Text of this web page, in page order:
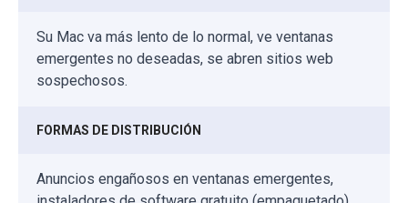
Su Mac va más lento de lo normal, ve ventanas
emergentes no deseadas, se abren sitios web
sospechosos.
FORMAS DE DISTRIBUCIÓN
Anuncios engañosos en ventanas emergentes,